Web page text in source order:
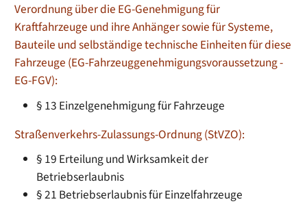
Verordnung über die EG-Genehmigung für
Kraftfahrzeuge und ihre Anhänger sowie für Systeme,
Bauteile und selbständige technische Einheiten für diese
Fahrzeuge (EG-Fahrzeuggenehmigungsvoraussetzung -
EG-FGV):
§ 13 Einzelgenehmigung für Fahrzeuge
Straßenverkehrs-Zulassungs-Ordnung (StVZO):
§ 19 Erteilung und Wirksamkeit der
Betriebserlaubnis
§ 21 Betriebserlaubnis für Einzelfahrzeuge